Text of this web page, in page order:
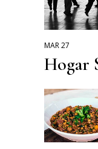
MAR 27
Hogar